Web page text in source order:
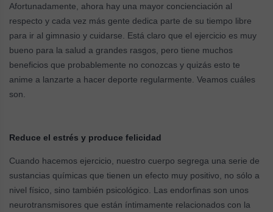
Afortunadamente, ahora hay una mayor concienciación al
respecto y cada vez más gente dedica parte de su tiempo libre
para ir al gimnasio y cuidarse. Está claro que el ejercicio es muy
bueno para la salud a grandes rasgos, pero tiene muchos
beneficios que probablemente no conozcas y quizás esto te
anime a lanzarte a hacer deporte regularmente. Veamos cuáles
son.
Reduce el estrés y produce felicidad
Cuando hacemos ejercicio, nuestro cuerpo segrega una serie de
sustancias químicas que tienen un efecto muy positivo, no sólo a
nivel físico, sino también psicológico. Las endorfinas son unos
neurotransmisores que están íntimamente relacionados con la